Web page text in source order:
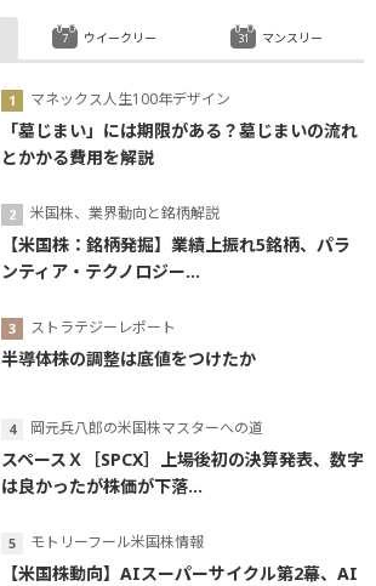
マネックス人生100年デザイン
「墓じまい」には期限がある？墓じまいの流れ
とかかる費用を解説
米国株、業界動向と銘柄解説
【米国株：銘柄発掘】業績上振れ5銘柄、パラ
ンティア・テクノロジー...
ストラテジーレポート
半導体株の調整は底値をつけたか
岡元兵八郎の米国株マスターへの道
スペースＸ［SPCX］上場後初の決算発表、数字
は良かったが株価が下落...
モトリーフール米国株情報
【米国株動向】AIスーパーサイクル第2幕、AI
ウイークリー マンスリー